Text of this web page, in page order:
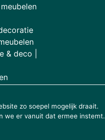
& deco |
zo soepel mogelijk draait.
we er vanuit dat ermee instemt.